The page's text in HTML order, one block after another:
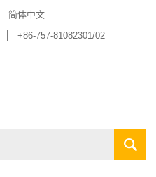
简体中文
+86-757-81082301/02